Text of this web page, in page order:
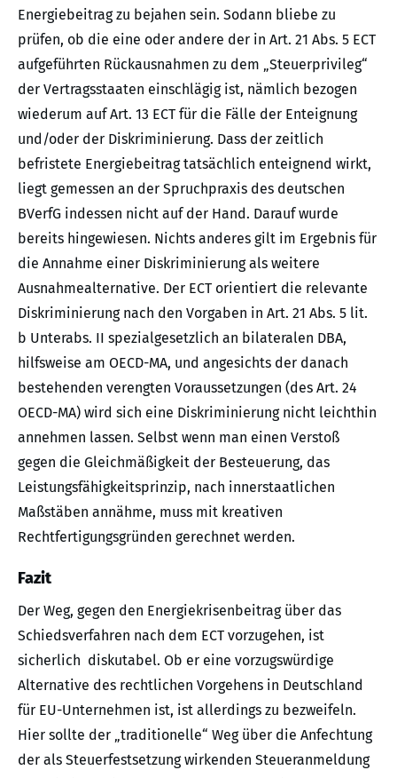
Energiebeitrag zu bejahen sein. Sodann bliebe zu
prüfen, ob die eine oder andere der in Art. 21 Abs. 5 ECT
aufgeführten Rückausnahmen zu dem „Steuerprivileg“
der Vertragsstaaten einschlägig ist, nämlich bezogen
wiederum auf Art. 13 ECT für die Fälle der Enteignung
und/oder der Diskriminierung. Dass der zeitlich
befristete Energiebeitrag tatsächlich enteignend wirkt,
liegt gemessen an der Spruchpraxis des deutschen
BVerfG indessen nicht auf der Hand. Darauf wurde
bereits hingewiesen. Nichts anderes gilt im Ergebnis für
die Annahme einer Diskriminierung als weitere
Ausnahmealternative. Der ECT orientiert die relevante
Diskriminierung nach den Vorgaben in Art. 21 Abs. 5 lit.
b Unterabs. II spezialgesetzlich an bilateralen DBA,
hilfsweise am OECD-MA, und angesichts der danach
bestehenden verengten Voraussetzungen (des Art. 24
OECD-MA) wird sich eine Diskriminierung nicht leichthin
annehmen lassen. Selbst wenn man einen Verstoß
gegen die Gleichmäßigkeit der Besteuerung, das
Leistungsfähigkeitsprinzip, nach innerstaatlichen
Maßstäben annähme, muss mit kreativen
Rechtfertigungsgründen gerechnet werden.
Fazit
Der Weg, gegen den Energiekrisenbeitrag über das
Schiedsverfahren nach dem ECT vorzugehen, ist
sicherlich diskutabel. Ob er eine vorzugswürdige
Alternative des rechtlichen Vorgehens in Deutschland
für EU-Unternehmen ist, ist allerdings zu bezweifeln.
Hier sollte der „traditionelle“ Weg über die Anfechtung
der als Steuerfestsetzung wirkenden Steueranmeldung